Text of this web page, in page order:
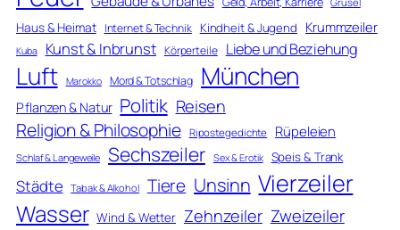
Haus & Heimat Internet & Technik Kindheit & Jugend Krummzeiler
Kuba Kunst & Inbrunst Körperteile Liebe und Beziehung
Luft Marokko Mord & Totschlag München
Pflanzen & Natur Politik Reisen
Religion & Philosophie Ripostegedichte Rüpeleien
Schlaf & Langeweile Sechszeiler Sex & Erotik Speis & Trank
Städte Tabak & Alkohol Tiere Unsinn Vierzeiler
Wasser Wind & Wetter Zehnzeiler Zweizeiler